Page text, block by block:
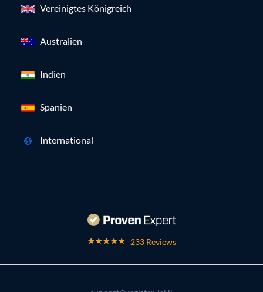
Vereinigtes Königreich
Australien
Indien
Spanien
International
233 Reviews